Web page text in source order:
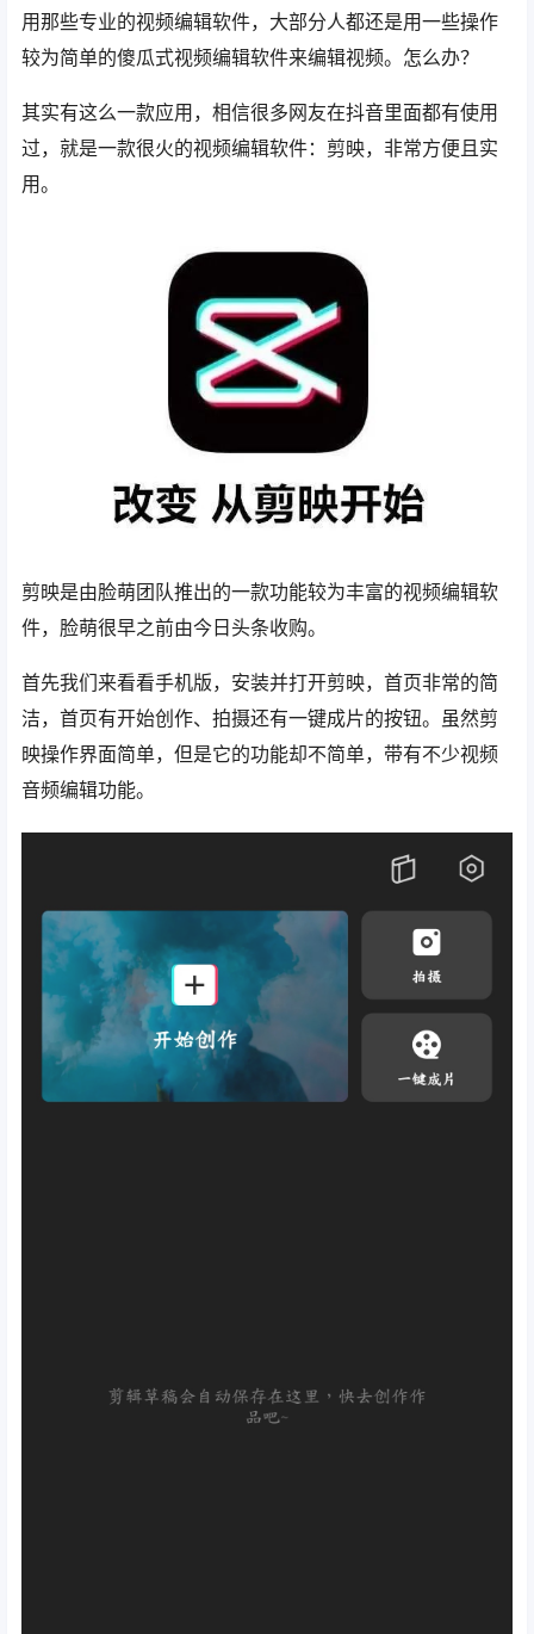
用那些专业的视频编辑软件，大部分人都还是用一些操作
较为简单的傻瓜式视频编辑软件来编辑视频。怎么办？
其实有这么一款应用，相信很多网友在抖音里面都有使用
过，就是一款很火的视频编辑软件：剪映，非常方便且实
用。
剪映是由脸萌团队推出的一款功能较为丰富的视频编辑软
件，脸萌很早之前由今日头条收购。
首先我们来看看手机版，安装并打开剪映，首页非常的简
洁，首页有开始创作、拍摄还有一键成片的按钮。虽然剪
映操作界面简单，但是它的功能却不简单，带有不少视频
音频编辑功能。